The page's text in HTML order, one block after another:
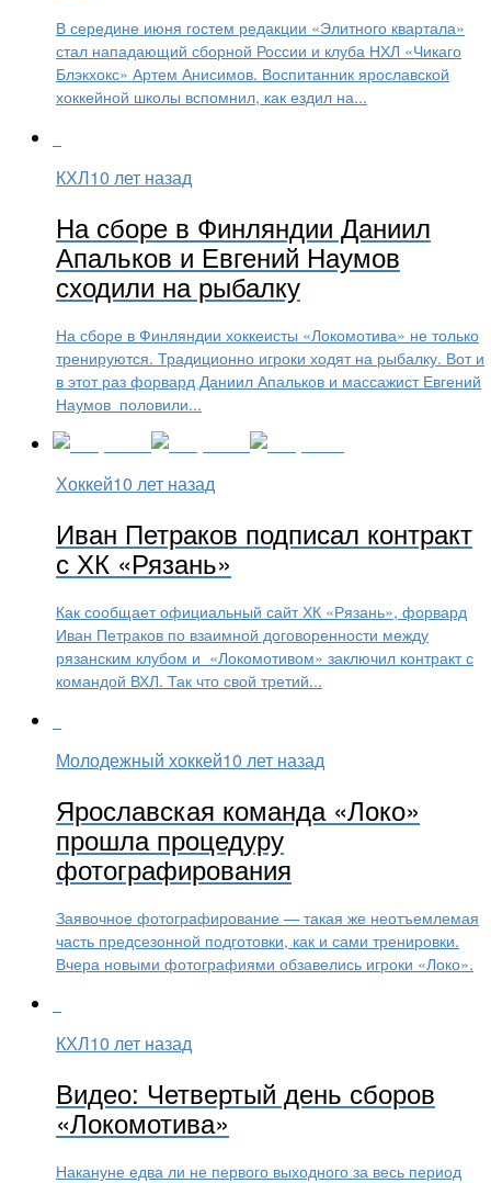
В середине июня гостем редакции «Элитного квартала»
стал нападающий сборной России и клуба НХЛ «Чикаго
Блэкхокс» Артем Анисимов. Воспитанник ярославской
хоккейной школы вспомнил, как ездил на...
КХЛ10 лет назад
На сборе в Финляндии Даниил
Апальков и Евгений Наумов
сходили на рыбалку
На сборе в Финляндии хоккеисты «Локомотива» не только
тренируются. Традиционно игроки ходят на рыбалку. Вот и
в этот раз форвард Даниил Апальков и массажист Евгений
Наумов половили...
Хоккей10 лет назад
Иван Петраков подписал контракт
с ХК «Рязань»
Как сообщает официальный сайт ХК «Рязань», форвард
Иван Петраков по взаимной договоренности между
рязанским клубом и «Локомотивом» заключил контракт с
командой ВХЛ. Так что свой третий...
Молодежный хоккей10 лет назад
Ярославская команда «Локо»
прошла процедуру
фотографирования
Заявочное фотографирование — такая же неотъемлемая
часть предсезонной подготовки, как и сами тренировки.
Вчера новыми фотографиями обзавелись игроки «Локо».
КХЛ10 лет назад
Видео: Четвертый день сборов
«Локомотива»
Накануне едва ли не первого выходного за весь период